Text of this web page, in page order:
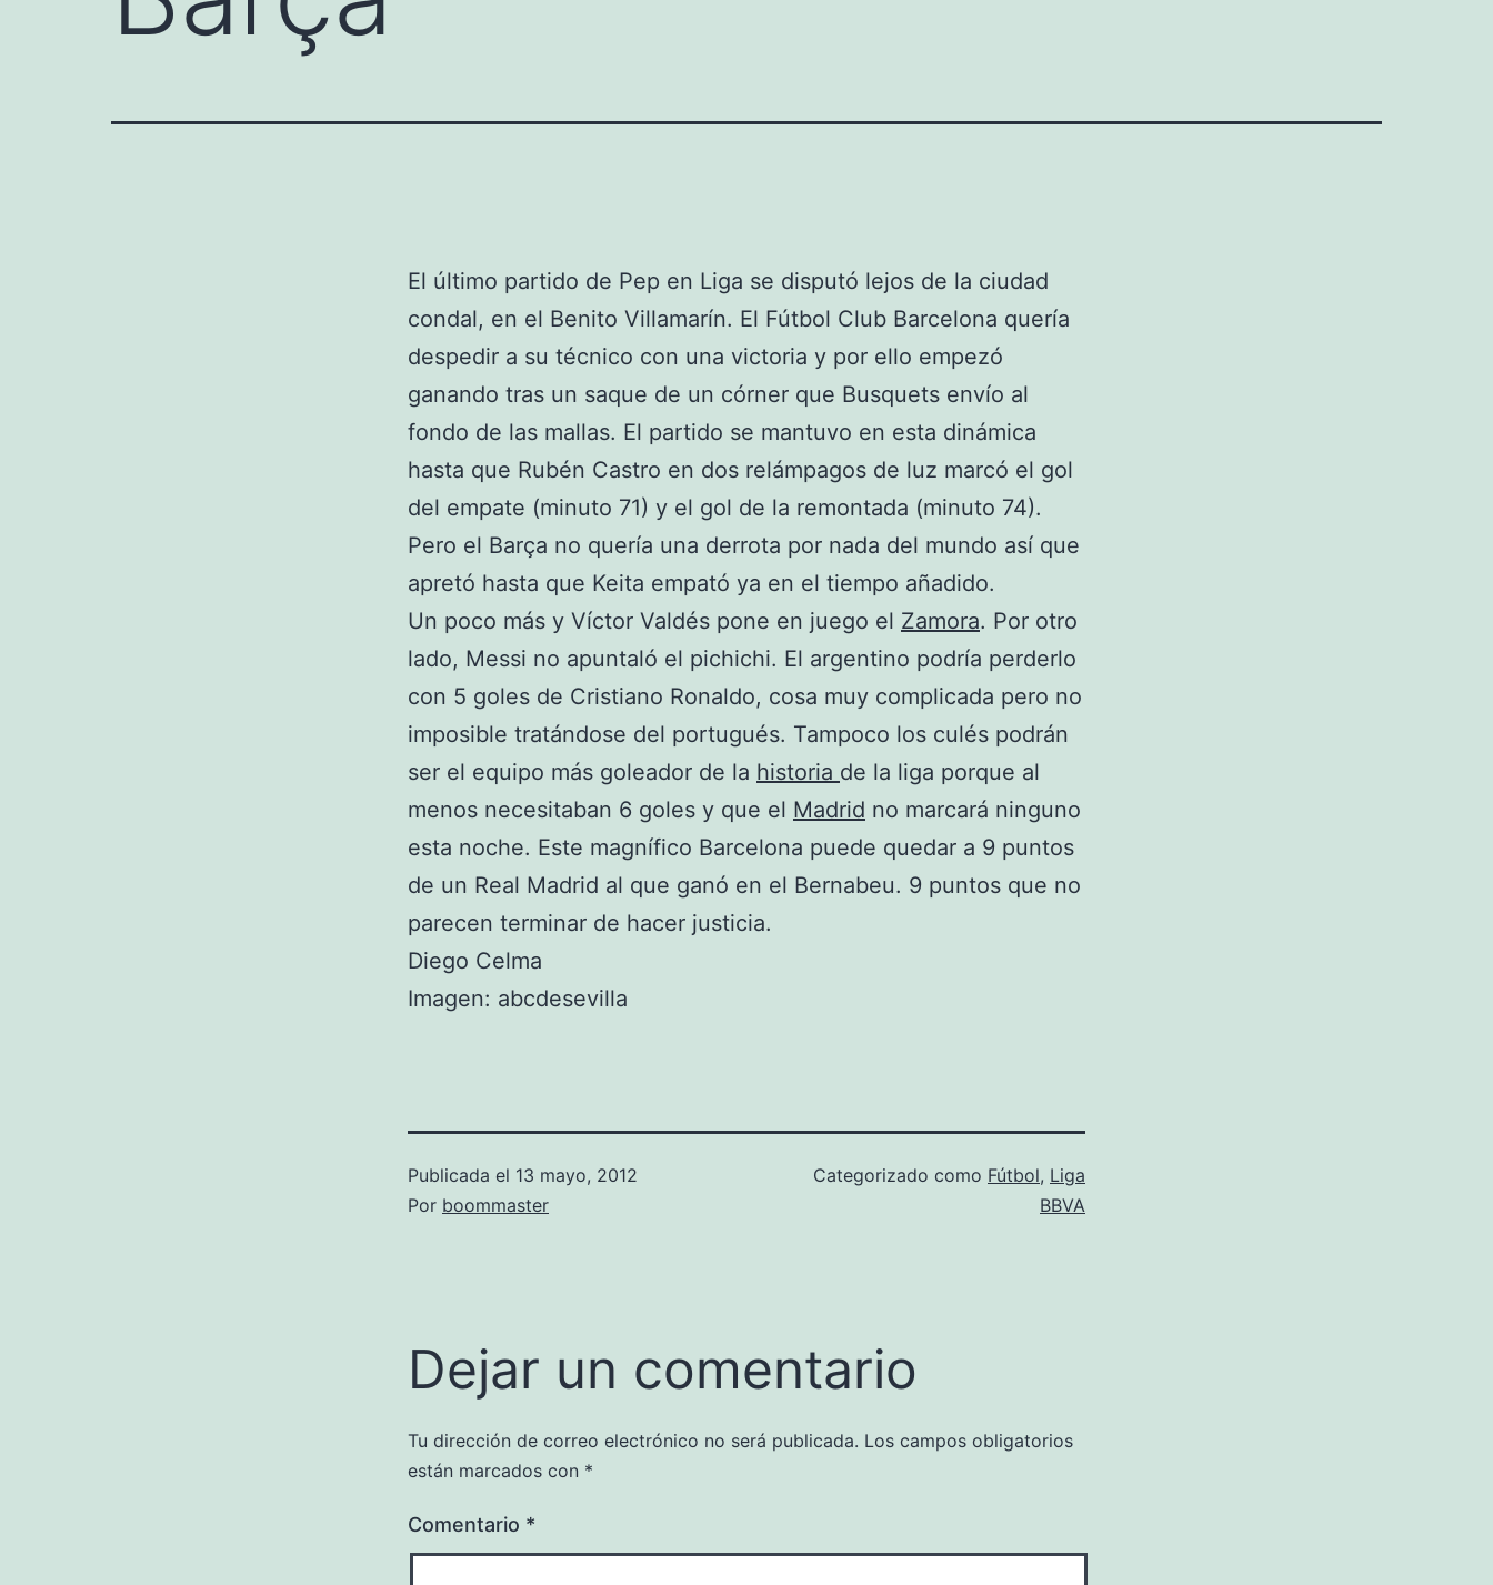
El último partido de Pep en Liga se disputó lejos de la ciudad
condal, en el Benito Villamarín. El Fútbol Club Barcelona quería
despedir a su técnico con una victoria y por ello empezó
ganando tras un saque de un córner que Busquets envío al
fondo de las mallas. El partido se mantuvo en esta dinámica
hasta que Rubén Castro en dos relámpagos de luz marcó el gol
del empate (minuto 71) y el gol de la remontada (minuto 74).
Pero el Barça no quería una derrota por nada del mundo así que
apretó hasta que Keita empató ya en el tiempo añadido.
Un poco más y Víctor Valdés pone en juego el Zamora. Por otro
lado, Messi no apuntaló el pichichi. El argentino podría perderlo
con 5 goles de Cristiano Ronaldo, cosa muy complicada pero no
imposible tratándose del portugués. Tampoco los culés podrán
ser el equipo más goleador de la historia de la liga porque al
menos necesitaban 6 goles y que el Madrid no marcará ninguno
esta noche. Este magnífico Barcelona puede quedar a 9 puntos
de un Real Madrid al que ganó en el Bernabeu. 9 puntos que no
parecen terminar de hacer justicia.
Diego Celma
Imagen: abcdesevilla
Publicada el 13 mayo, 2012
Por boommaster
Categorizado como Fútbol, Liga
BBVA
Dejar un comentario
Tu dirección de correo electrónico no será publicada. Los campos obligatorios
están marcados con *
Comentario *